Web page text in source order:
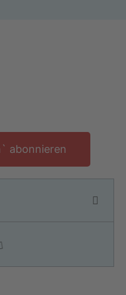
abonnieren